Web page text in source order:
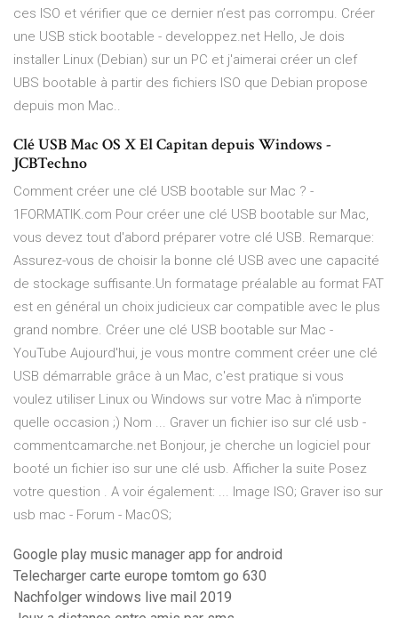
ces ISO et vérifier que ce dernier n’est pas corrompu. Créer
une USB stick bootable - developpez.net Hello, Je dois
installer Linux (Debian) sur un PC et j'aimerai créer un clef
UBS bootable à partir des fichiers ISO que Debian propose
depuis mon Mac..
Clé USB Mac OS X El Capitan depuis Windows -
JCBTechno
Comment créer une clé USB bootable sur Mac ? -
1FORMATIK.com Pour créer une clé USB bootable sur Mac,
vous devez tout d'abord préparer votre clé USB. Remarque:
Assurez-vous de choisir la bonne clé USB avec une capacité
de stockage suffisante.Un formatage préalable au format FAT
est en général un choix judicieux car compatible avec le plus
grand nombre. Créer une clé USB bootable sur Mac -
YouTube Aujourd'hui, je vous montre comment créer une clé
USB démarrable grâce à un Mac, c'est pratique si vous
voulez utiliser Linux ou Windows sur votre Mac à n'importe
quelle occasion ;) Nom ... Graver un fichier iso sur clé usb -
commentcamarche.net Bonjour, je cherche un logiciel pour
booté un fichier iso sur une clé usb. Afficher la suite Posez
votre question . A voir également: ... Image ISO; Graver iso sur
usb mac - Forum - MacOS;
Google play music manager app for android
Telecharger carte europe tomtom go 630
Nachfolger windows live mail 2019